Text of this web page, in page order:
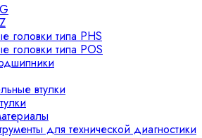
головки типа PHS
головки типа POS
втулки
для технической диагностики